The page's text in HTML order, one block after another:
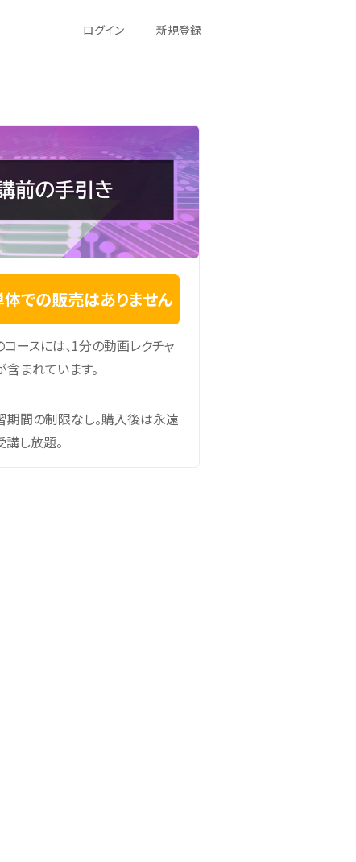
ログイン
新規登録
体での販売はありません
コースには、1分の動画レクチャ
含まれています。
期間の制限なし。購入後は永遠
講し放題。